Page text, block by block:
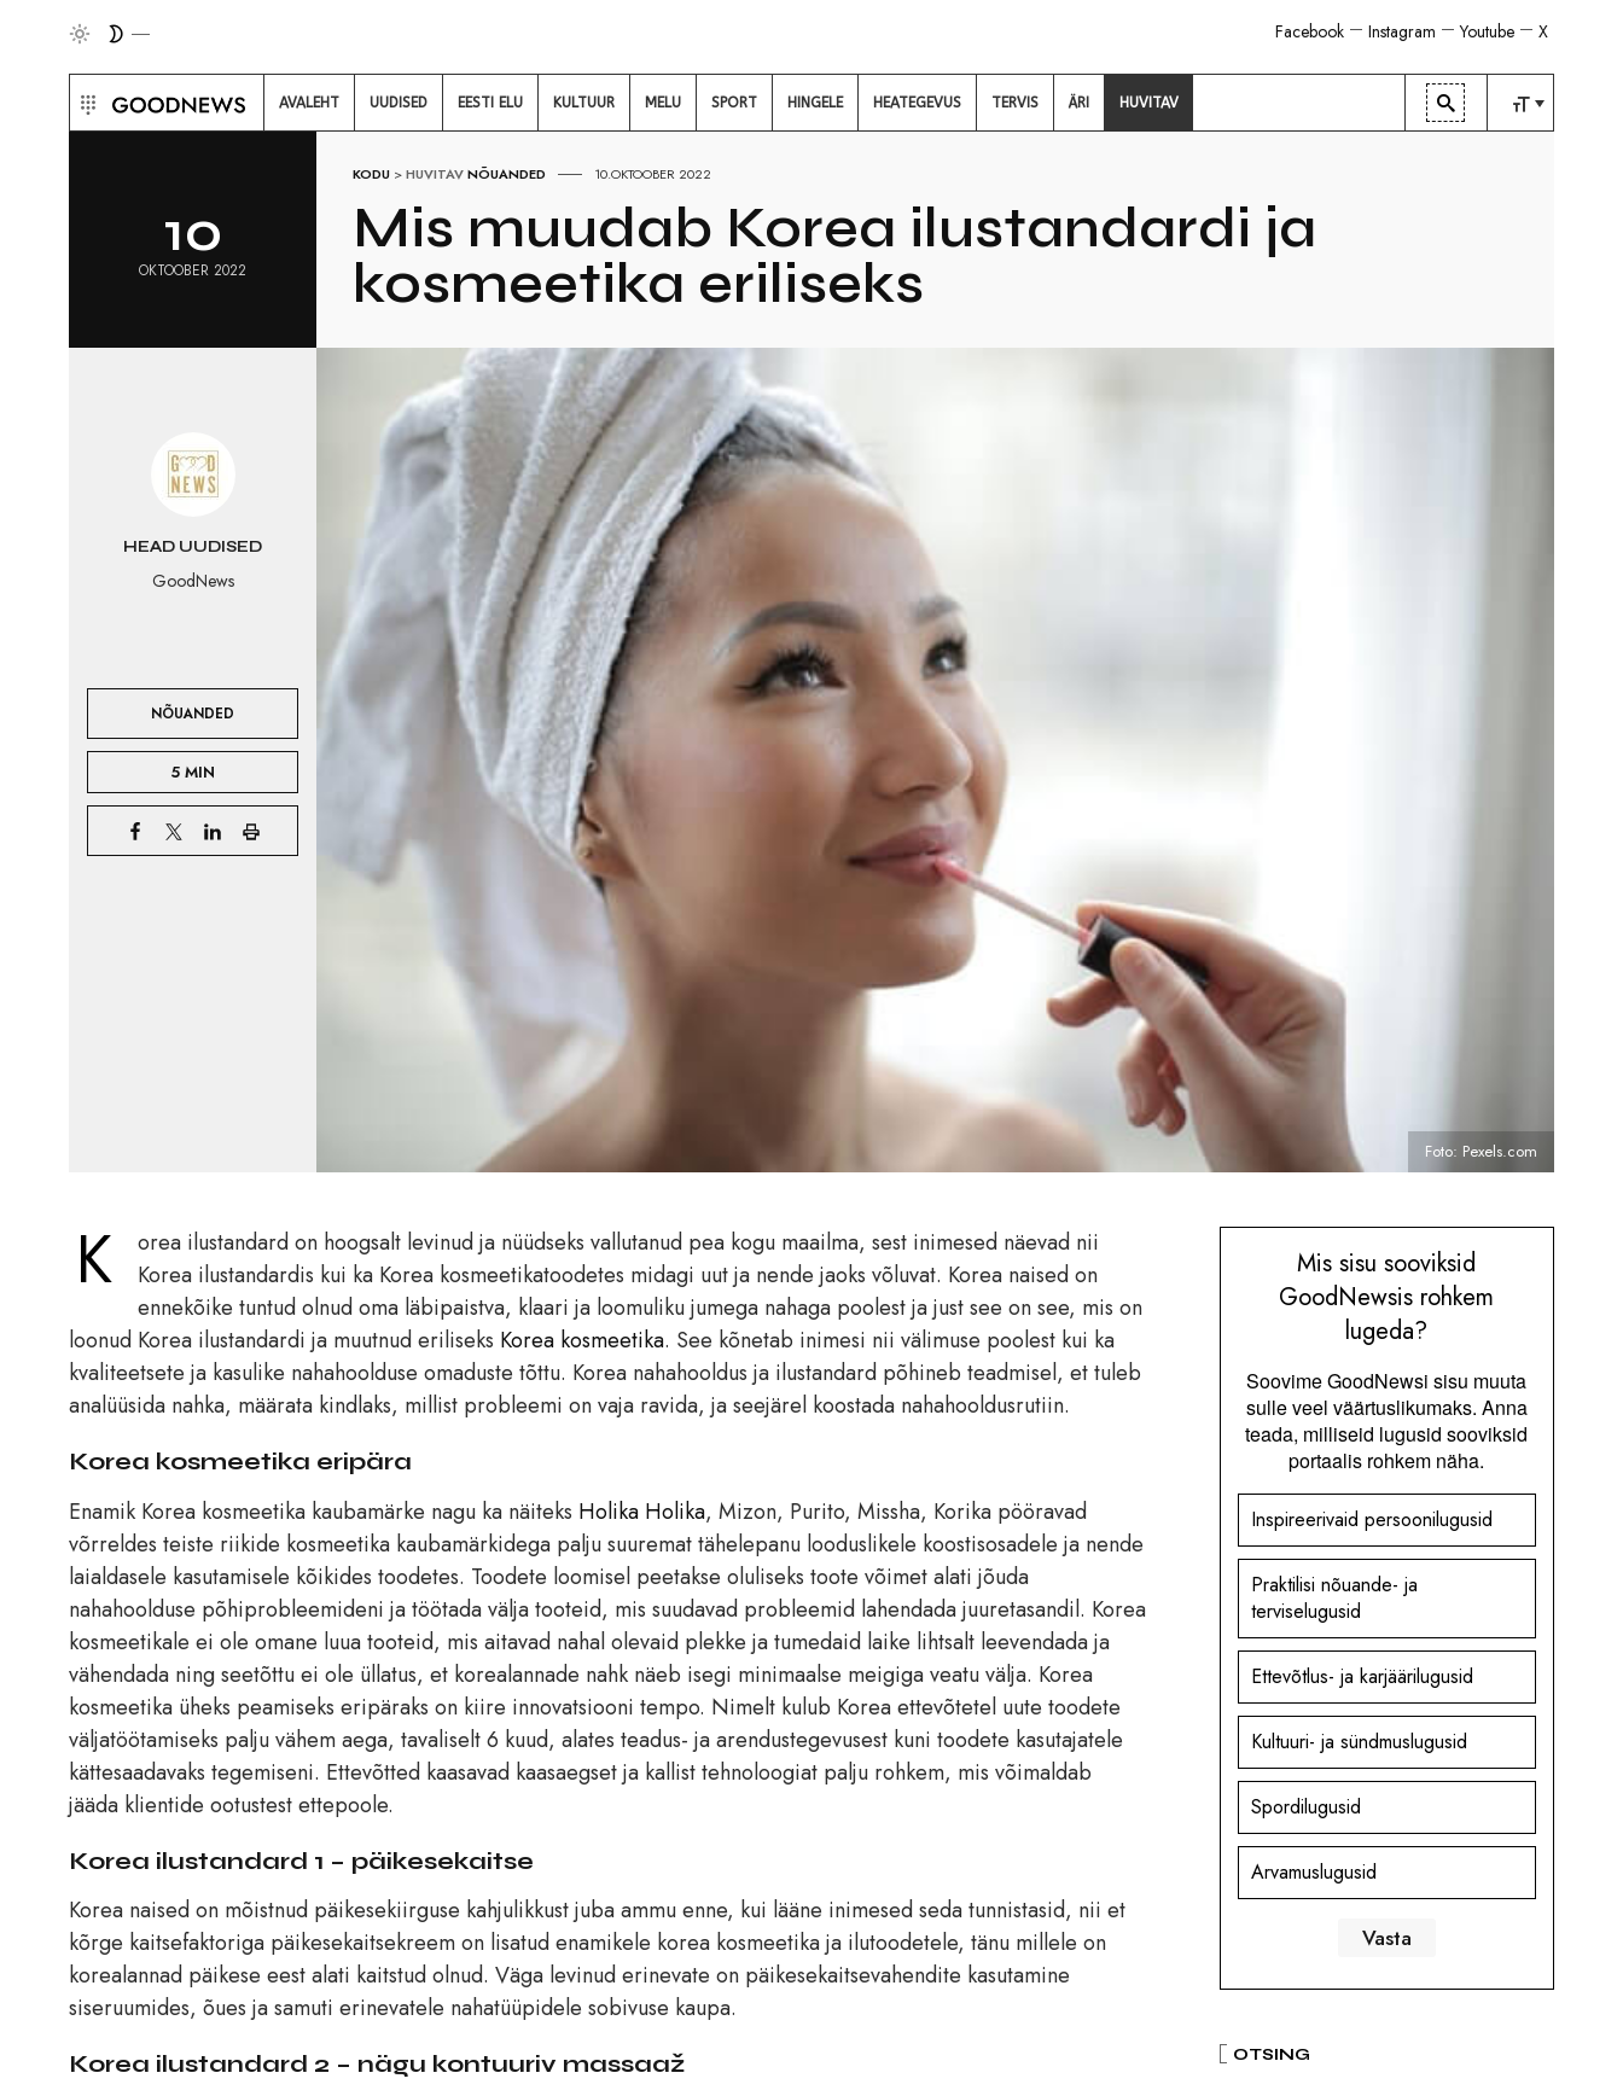
X
Youtube
Instagram
Facebook
AVALEHT UUDISED EESTI ELU KULTUUR MELU SPORT HINGELE HEATEGEVUS TERVIS ÄRI HUVITAV
10
OKTOOBER 2022
KODU >HUVITAVNÕUANDED 10.OKTOOBER 2022
Mis muudab Korea ilustandardi ja
kosmeetika eriliseks
HEAD UUDISED
GoodNews
NÕUANDED
5 MIN
Foto: Pexels.com
K
orea ilustandard on hoogsalt levinud ja nüüdseks vallutanud pea kogu maailma, sest inimesed näevad nii
Korea ilustandardis kui ka Korea kosmeetikatoodetes midagi uut ja nende jaoks võluvat. Korea naised on
ennekõike tuntud olnud oma läbipaistva, klaari ja loomuliku jumega nahaga poolest ja just see on see, mis on
loonud Korea ilustandardi ja muutnud eriliseks Korea kosmeetika. See kõnetab inimesi nii välimuse poolest kui ka
kvaliteetsete ja kasulike nahahoolduse omaduste tõttu. Korea nahahooldus ja ilustandard põhineb teadmisel, et tuleb
analüüsida nahka, määrata kindlaks, millist probleemi on vaja ravida, ja seejärel koostada nahahooldusrutiin.
Korea kosmeetika eripära
Enamik Korea kosmeetika kaubamärke nagu ka näiteks Holika Holika, Mizon, Purito, Missha, Korika pööravad
võrreldes teiste riikide kosmeetika kaubamärkidega palju suuremat tähelepanu looduslikele koostisosadele ja nende
laialdasele kasutamisele kõikides toodetes. Toodete loomisel peetakse oluliseks toote võimet alati jõuda
nahahoolduse põhiprobleemideni ja töötada välja tooteid, mis suudavad probleemid lahendada juuretasandil. Korea
kosmeetikale ei ole omane luua tooteid, mis aitavad nahal olevaid plekke ja tumedaid laike lihtsalt leevendada ja
vähendada ning seetõttu ei ole üllatus, et korealannade nahk näeb isegi minimaalse meigiga veatu välja. Korea
kosmeetika üheks peamiseks eripäraks on kiire innovatsiooni tempo. Nimelt kulub Korea ettevõtetel uute toodete
väljatöötamiseks palju vähem aega, tavaliselt 6 kuud, alates teadus- ja arendustegevusest kuni toodete kasutajatele
kättesaadavaks tegemiseni. Ettevõtted kaasavad kaasaegset ja kallist tehnoloogiat palju rohkem, mis võimaldab
jääda klientide ootustest ettepoole.
Korea ilustandard 1 – päikesekaitse
Korea naised on mõistnud päikesekiirguse kahjulikkust juba ammu enne, kui lääne inimesed seda tunnistasid, nii et
kõrge kaitsefaktoriga päikesekaitsekreem on lisatud enamikele korea kosmeetika ja ilutoodetele, tänu millele on
korealannad päikese eest alati kaitstud olnud. Väga levinud erinevate on päikesekaitsevahendite kasutamine
siseruumides, õues ja samuti erinevatele nahatüüpidele sobivuse kaupa.
Korea ilustandard 2 – nägu kontuuriv massaaž
Mis sisu sooviksid
GoodNewsis rohkem
lugeda?
Soovime GoodNewsi sisu muuta
sulle veel väärtuslikumaks. Anna
teada, milliseid lugusid sooviksid
portaalis rohkem näha.
Inspireerivaid persoonilugusid
Praktilisi nõuande- ja
terviselugusid
Ettevõtlus- ja karjäärilugusid
Kultuuri- ja sündmuslugusid
Spordilugusid
Arvamuslugusid
OTSING